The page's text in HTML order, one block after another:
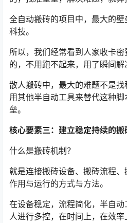
全自动搬砖的项目中，最大的
科技。
所以，我们经常看到人家收卡
的，不用跑不起来，用了瞬间解
散人搬砖中，最大的难题不是找
用其他半自动工具来替代这种
垒。
核心要素三：建立稳定持续的搬
什么是搬砖机制？
就是连接搬砖设备、搬砖流程
作用与运行的方式与方法。
在设备稳定，流程简化，半自
人进行多控，在时间上，在效